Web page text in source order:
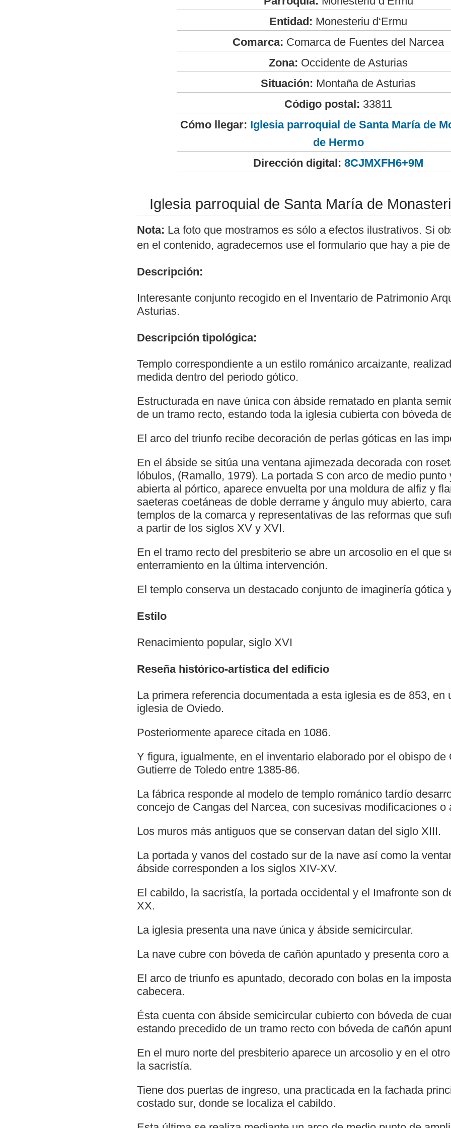
Entidad: Monesteriu d‘Ermu
Comarca: Comarca de Fuentes del Narcea
Zona: Occidente de Asturias
Situación: Montaña de Asturias
Código postal: 33811
Cómo llegar: Iglesia parroquial de Santa María de
de Hermo
Dirección digital: 8CJMXFH6+9M
Iglesia parroquial de Santa María de
Nota: La foto que mostramos es sólo a efectos ilustrativos. Si
en el contenido, agradecemos use el formulario que hay a pie
Descripción:
Interesante conjunto recogido en el Inventario de Patrimonio
Asturias.
Descripción tipológica:
Templo correspondiente a un estilo románico arcaizante,
medida dentro del periodo gótico.
Estructurada en nave única con ábside rematado en planta
de un tramo recto, estando toda la iglesia cubierta con bóveda
El arco del triunfo recibe decoración de perlas góticas en las
En el ábside se sitúa una ventana ajimezada decorada con
lóbulos, (Ramallo, 1979). La portada S con arco de medio
abierta al pórtico, aparece envuelta por una moldura de alfiz y
saeteras coetáneas de doble derrame y ángulo muy abierto,
templos de la comarca y representativas de las reformas que
a partir de los siglos XV y XVI.
En el tramo recto del presbiterio se abre un arcosolio en el que
enterramiento en la última intervención.
El templo conserva un destacado conjunto de imaginería gótica
Estilo
Renacimiento popular, siglo XVI
Reseña histórico-artística del edificio
La primera referencia documentada a esta iglesia es de 853, en
iglesia de Oviedo.
Posteriormente aparece citada en 1086.
Y figura, igualmente, en el inventario elaborado por el obispo de
Gutierre de Toledo entre 1385-86.
La fábrica responde al modelo de templo románico tardío
concejo de Cangas del Narcea, con sucesivas modificaciones o
Los muros más antiguos que se conservan datan del siglo XIII.
La portada y vanos del costado sur de la nave así como la
ábside corresponden a los siglos XIV-XV.
El cabildo, la sacristía, la portada occidental y el Imafronte son
XX.
La iglesia presenta una nave única y ábside semicircular.
La nave cubre con bóveda de cañón apuntado y presenta coro
El arco de triunfo es apuntado, decorado con bolas en la
cabecera.
Ésta cuenta con ábside semicircular cubierto con bóveda de
estando precedido de un tramo recto con bóveda de cañón
En el muro norte del presbiterio aparece un arcosolio y en el
la sacristía.
Tiene dos puertas de ingreso, una practicada en la fachada
costado sur, donde se localiza el cabildo.